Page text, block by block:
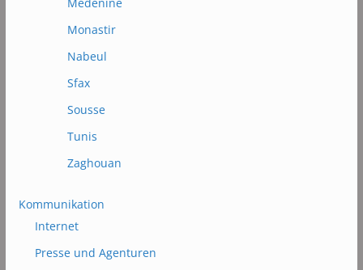
Monastir
Nabeul
Sfax
Sousse
Tunis
Zaghouan
Kommunikation
Internet
Presse und Agenturen